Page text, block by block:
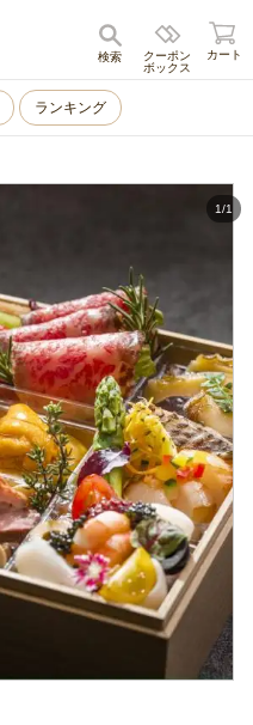
キャンセル
クーポン
ボックス
検索 カート
ランキング
1/1